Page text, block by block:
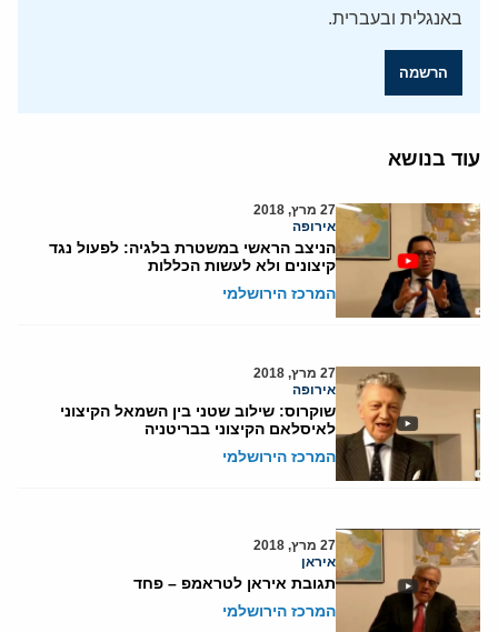
באנגלית ובעברית.
הרשמה
עוד בנושא
27 מרץ, 2018
אירופה
הניצב הראשי במשטרת בלגיה: לפעול נגד
קיצונים ולא לעשות הכללות
המרכז הירושלמי
27 מרץ, 2018
אירופה
שוקרוס: שילוב שטני בין השמאל הקיצוני
לאיסלאם הקיצוני בבריטניה
המרכז הירושלמי
27 מרץ, 2018
איראן
תגובת איראן לטראמפ – פחד
המרכז הירושלמי